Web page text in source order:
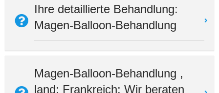
Ihre detaillierte Behandlung:
Magen-Balloon-Behandlung
Magen-Balloon-Behandlung ,
land: Frankreich: Wir beraten